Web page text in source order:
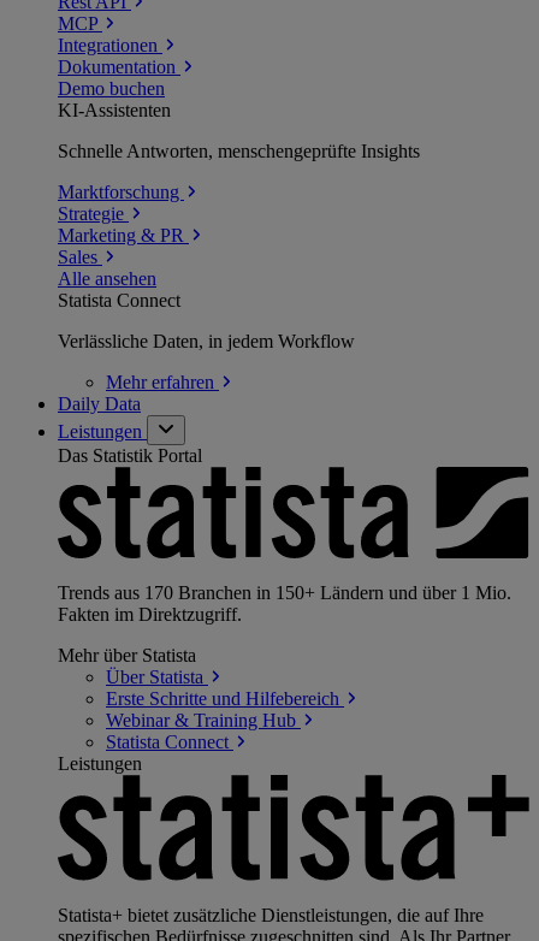
MCP
Integrationen
Dokumentation
Demo buchen
KI-Assistenten
Schnelle Antworten, menschengeprüfte Insights
Marktforschung
Strategie
Marketing & PR
Sales
Alle ansehen
Statista Connect
Verlässliche Daten, in jedem Workflow
Mehrerfahren
Daily Data
Leistungen
Das Statistik Portal
Trends aus 170 Branchen in 150+ Ländern und über 1 Mio.
Fakten im Direktzugriff.
Mehr über Statista
Über Statista
Erste Schritte und Hilfebereich
Webinar & Training Hub
Statista Connect
Leistungen
Statista+ bietet zusätzliche Dienstleistungen, die auf Ihre
spezifischen Bedürfnisse zugeschnitten sind. Als Ihr Partner